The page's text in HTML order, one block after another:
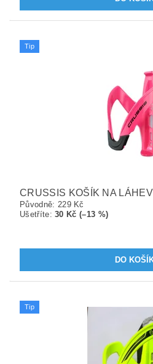
Tip
CRUSSIS KOŠÍK NA
Původně: 229 Kč
Ušetříte:30 Kč (–13 %)
Tip